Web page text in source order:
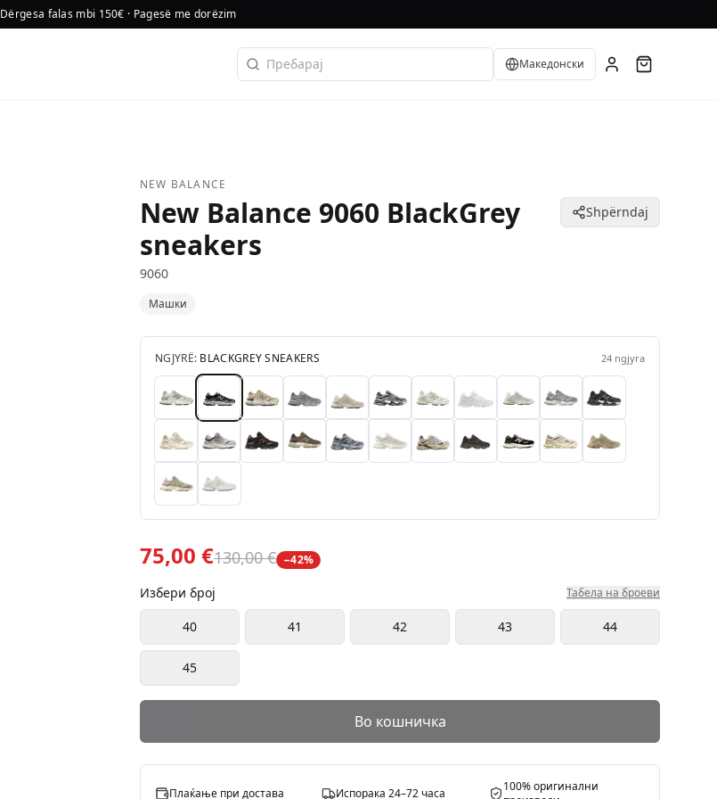
Dërgesa falas mbi 150€ · Pagesë me dorëzim
Language
Македонски
NEW BALANCE
New Balance 9060 BlackGrey
sneakers
Shpërndaj
9060
Машки
NGJYRË: BLACKGREY SNEAKERS 24 ngjyra
75,00 €130,00 € −42%
Избери број Табела на броеви
40 41 42 43 44
45
Во кошничка
Плаќање при достава Испорака 24–72 часа
100% оригинални